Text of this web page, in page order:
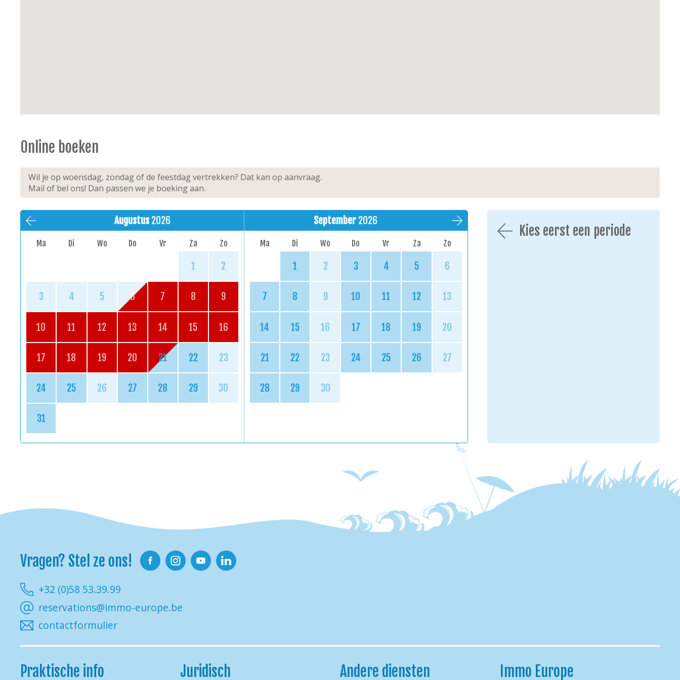
Online boeken
Wil je op woensdag, zondag of de feestdag vertrekken? Dat kan op aanvraag.
Mail of bel ons! Dan passen we je boeking aan.
Augustus 2026
Ma Di Wo Do Vr Za Zo
1 2
3 4 5 6 7 8 9
10 11 12 13 14 15 16
17 18 19 20 21 22 23
24 25 26 27 28 29 30
31
September 2026
Ma Di Wo Do Vr Za Zo
1 2 3 4 5 6
7 8 9 10 11 12 13
14 15 16 17 18 19 20
21 22 23 24 25 26 27
28 29 30
Kies eerst een periode
Vragen? Stel ze ons!
+32 (0)58 53.39.99
reservations@immo-europe.be
contactformulier
Praktische info Juridisch Andere diensten Immo Europe